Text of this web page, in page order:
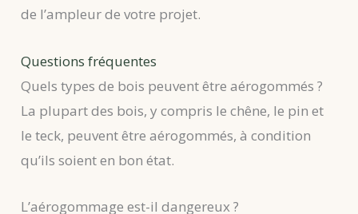
de l’ampleur de votre projet.
Questions fréquentes
Quels types de bois peuvent être aérogommés ?
La plupart des bois, y compris le chêne, le pin et
le teck, peuvent être aérogommés, à condition
qu’ils soient en bon état.
L’aérogommage est-il dangereux ?